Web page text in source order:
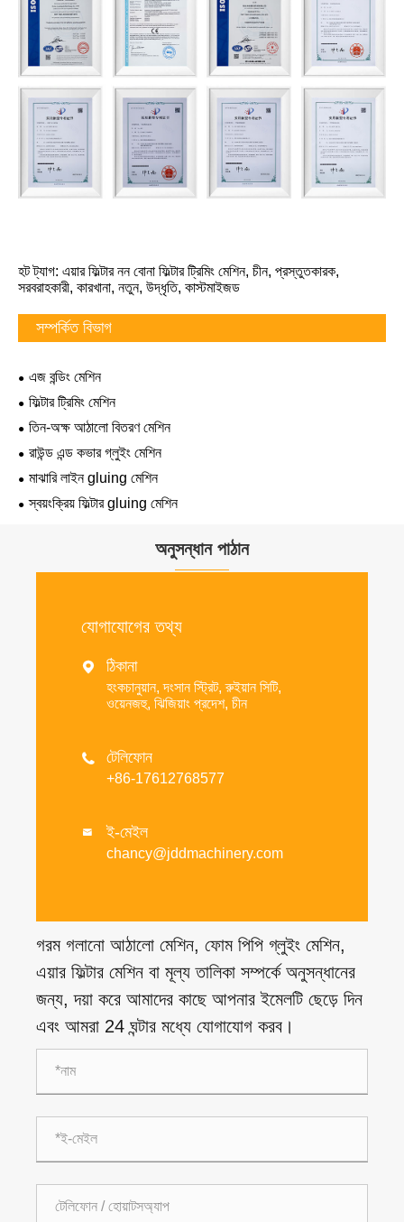
হট ট্যাগ: এয়ার ফিল্টার নন বোনা ফিল্টার ট্রিমিং মেশিন, চীন, প্রস্তুতকারক,
সরবরাহকারী, কারখানা, নতুন, উদ্ধৃতি, কাস্টমাইজড
সম্পর্কিত বিভাগ
এজ বন্ডিং মেশিন
ফিল্টার ট্রিমিং মেশিন
তিন-অক্ষ আঠালো বিতরণ মেশিন
রাউন্ড এন্ড কভার গ্লুইং মেশিন
মাঝারি লাইন gluing মেশিন
স্বয়ংক্রিয় ফিল্টার gluing মেশিন
অনুসন্ধান পাঠান
যোগাযোগের তথ্য
 ঠিকানা
হংকচানুয়ান, দংসান স্ট্রিট, রুইয়ান সিটি,
ওয়েনজহু, ঝিজিয়াং প্রদেশ, চীন
 টেলিফোন
+86-17612768577
 ই-মেইল
chancy@jddmachinery.com
গরম গলানো আঠালো মেশিন, ফোম পিপি গ্লুইং মেশিন,
এয়ার ফিল্টার মেশিন বা মূল্য তালিকা সম্পর্কে অনুসন্ধানের
জন্য, দয়া করে আমাদের কাছে আপনার ইমেলটি ছেড়ে দিন
এবং আমরা 24 ঘন্টার মধ্যে যোগাযোগ করব।